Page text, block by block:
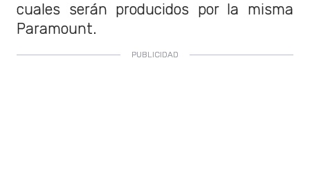
cuales serán producidos por la misma
Paramount.